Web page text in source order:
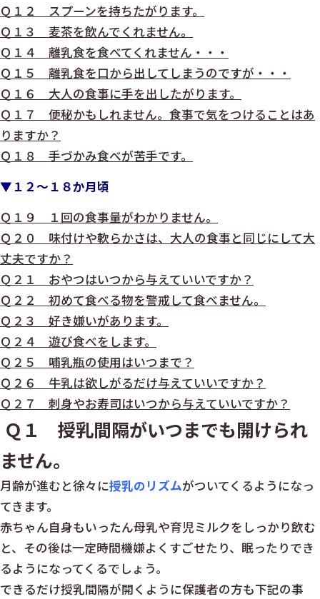
Ｑ１２ スプーンを持ちたがります。
Ｑ１３ 麦茶を飲んでくれません。
Ｑ１４ 離乳食を食べてくれません・・・
Ｑ１５ 離乳食を口から出してしまうのですが・・・
Ｑ１６ 大人の食事に手を出したがります。
Ｑ１７ 便秘かもしれません。食事で気をつけることはあ
りますか？
Ｑ１８ 手づかみ食べが苦手です。
▼１２～１８か月頃
Ｑ１９ １回の食事量がわかりません。
Ｑ２０ 味付けや軟らかさは、大人の食事と同じにして大
丈夫ですか？
Ｑ２１ おやつはいつから与えていいですか？
Ｑ２２ 初めて食べる物を警戒して食べません。
Ｑ２３ 好き嫌いがあります。
Ｑ２４ 遊び食べをします。
Ｑ２５ 哺乳瓶の使用はいつまで？
Ｑ２６ 牛乳は欲しがるだけ与えていいですか？
Ｑ２７ 刺身やお寿司はいつから与えていいですか？
Ｑ１ 授乳間隔がいつまでも開けられ
ません。
月齢が進むと徐々に授乳のリズムがついてくるようになっ
てきます。
赤ちゃん自身もいったん母乳や育児ミルクをしっかり飲む
と、その後は一定時間機嫌よくすごせたり、眠ったりでき
るようになってくるでしょう。
できるだけ授乳間隔が開くように保護者の方も下記の事